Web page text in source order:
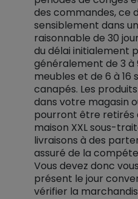
des commandes, ce
sensiblement dans
raisonnable de 30
du délai initialement
généralement de 3 à
meubles et de 6 à 16
canapés. Les
dans votre magasin
pourront être retirés
maison XXL sous-
livraisons à des
assuré de la
Vous devez donc
présent le jour
vérifier la